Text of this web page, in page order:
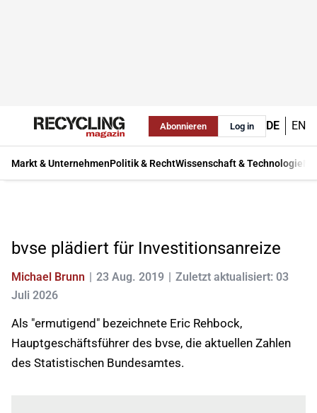
Abonnieren Log in DE EN
Markt & UnternehmenPolitik & RechtWissenschaft & Technologie
bvse plädiert für Investitionsanreize
Michael Brunn 23 Aug. 2019
Zuletzt aktualisiert: 03
Juli 2026
Als "ermutigend" bezeichnete Eric Rehbock,
Hauptgeschäftsführer des bvse, die aktuellen Zahlen
des Statistischen Bundesamtes.